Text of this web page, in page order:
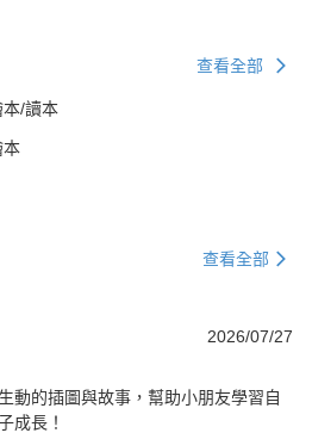
查看全部
/讀本
本
查看全部
2026/07/27
動的插圖與故事，幫助小朋友學習自
成長！